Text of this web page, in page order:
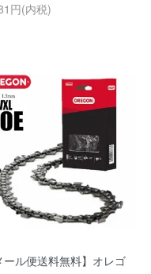
円(内税)
ール便送料無料】オレゴ